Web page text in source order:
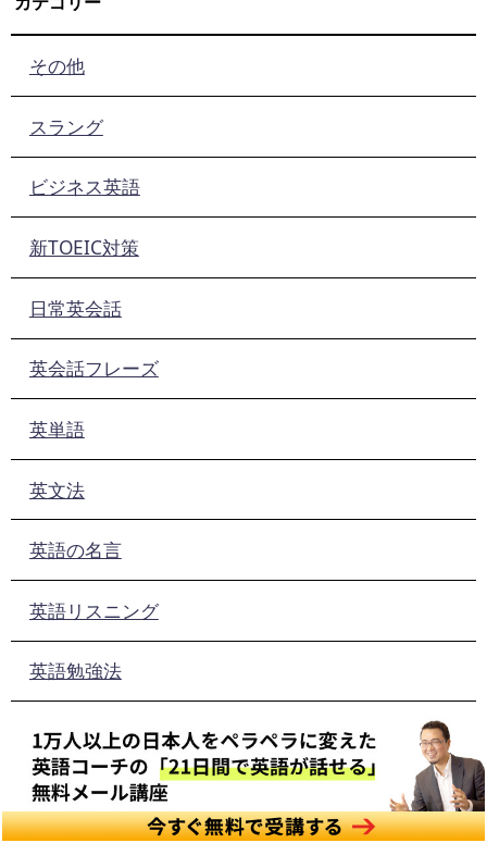
その他
スラング
ビジネス英語
新TOEIC対策
日常英会話
英会話フレーズ
英単語
英文法
英語の名言
英語リスニング
英語勉強法
英語発音
最近の投稿